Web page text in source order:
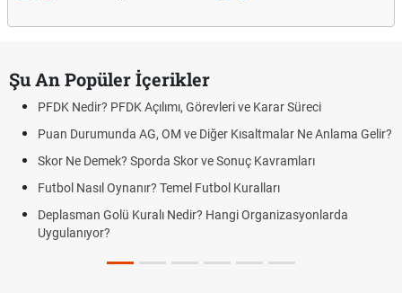
Şu An Popüler İçerikler
PFDK Nedir? PFDK Açılımı, Görevleri ve Karar Süreci
Puan Durumunda AG, OM ve Diğer Kısaltmalar Ne Anlama Gelir?
Skor Ne Demek? Sporda Skor ve Sonuç Kavramları
Futbol Nasıl Oynanır? Temel Futbol Kuralları
Deplasman Golü Kuralı Nedir? Hangi Organizasyonlarda
Uygulanıyor?